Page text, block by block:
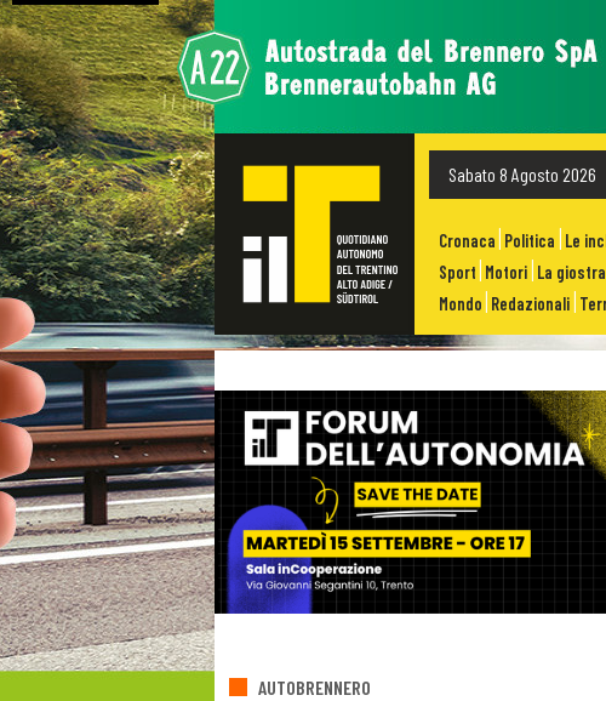
Sabato 8 Agosto 2026
Cronaca Politica Le
Sport Motori La
Mondo Redazionali
AUTOBRENNERO